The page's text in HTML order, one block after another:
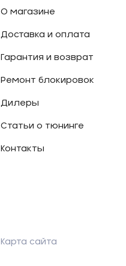
О магазине
Доставка и оплата
Гарантия и возврат
Ремонт блокировок
Дилеры
Статьи о тюнинге
Контакты
Карта сайта